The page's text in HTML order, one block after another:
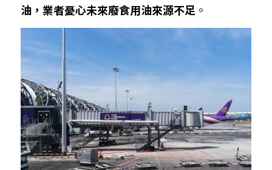
油，業者憂心未來廢食用油來源不足 。